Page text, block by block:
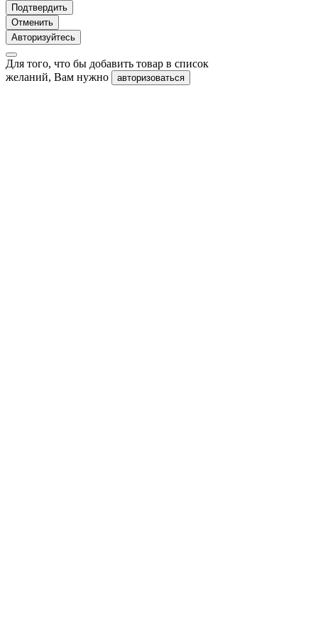
Подтвердить
Отменить
Авторизуйтесь
Для того, что бы добавить товар в список
желаний, Вам нужно
авторизоваться